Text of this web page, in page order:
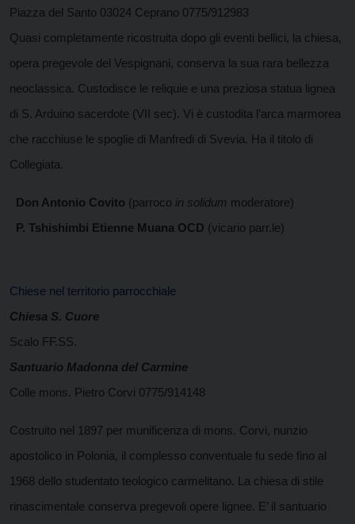
Piazza del Santo 03024 Ceprano 0775/912983
Quasi completamente ricostruita dopo gli eventi bellici, la chiesa,
opera pregevole del Vespignani, conserva la sua rara bellezza
neoclassica. Custodisce le reliquie e una preziosa statua lignea
di S. Arduino sacerdote (VII sec). Vi è custodita l’arca marmorea
che racchiuse le spoglie di Manfredi di Svevia. Ha il titolo di
Collegiata.
Don Antonio Covito (parroco in solidum moderatore)
P. Tshishimbi Etienne Muana OCD (vicario parr.le)
Chiese nel territorio parrocchiale
Chiesa S. Cuore
Scalo FF.SS.
Santuario Madonna del Carmine
Colle mons. Pietro Corvi 0775/914148
Costruito nel 1897 per munificenza di mons. Corvi, nunzio
apostolico in Polonia, il complesso conventuale fu sede fino al
1968 dello studentato teologico carmelitano. La chiesa di stile
rinascimentale conserva pregevoli opere lignee. E’ il santuario